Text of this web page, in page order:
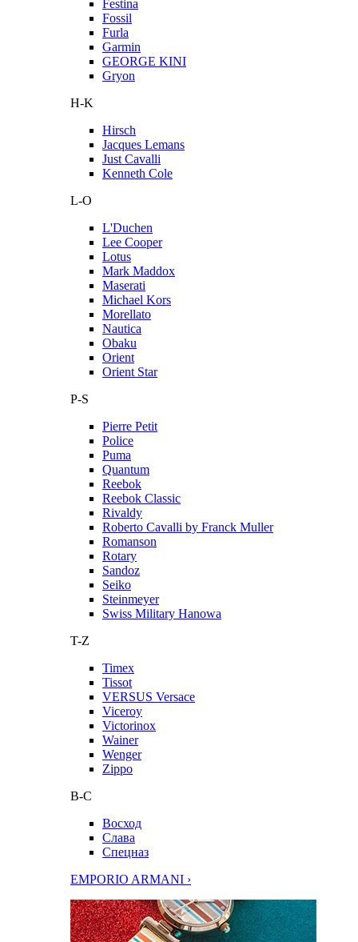
Festina
Fossil
Furla
Garmin
GEORGE KINI
Gryon
H-K
Hirsch
Jacques Lemans
Just Cavalli
Kenneth Cole
L-O
L'Duchen
Lee Cooper
Lotus
Mark Maddox
Maserati
Michael Kors
Morellato
Nautica
Obaku
Orient
Orient Star
P-S
Pierre Petit
Police
Puma
Quantum
Reebok
Reebok Classic
Rivaldy
Roberto Cavalli by Franck Muller
Romanson
Rotary
Sandoz
Seiko
Steinmeyer
Swiss Military Hanowa
T-Z
Timex
Tissot
VERSUS Versace
Viceroy
Victorinox
Wainer
Wenger
Zippo
В-С
Восход
Слава
Спецназ
EMPORIO ARMANI ›